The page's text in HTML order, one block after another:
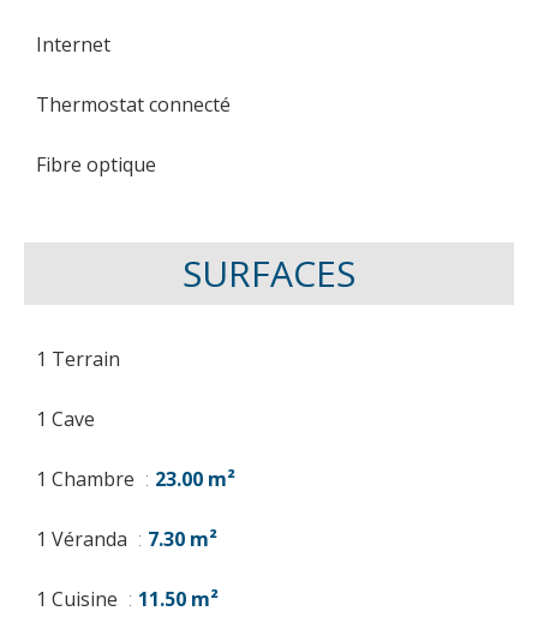
Internet
Thermostat connecté
Fibre optique
SURFACES
1 Terrain
1 Cave
1 Chambre 23.00 m²
1 Véranda 7.30 m²
1 Cuisine 11.50 m²